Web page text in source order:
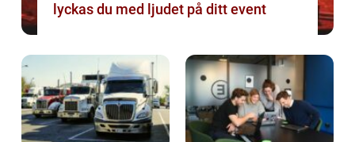
lyckas du med ljudet på ditt event